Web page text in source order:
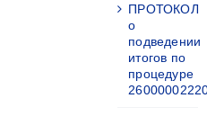
ПРОТОКОЛ
о
подведении
итогов по
процедуре